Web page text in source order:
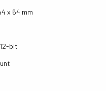
x 64 mm
bit